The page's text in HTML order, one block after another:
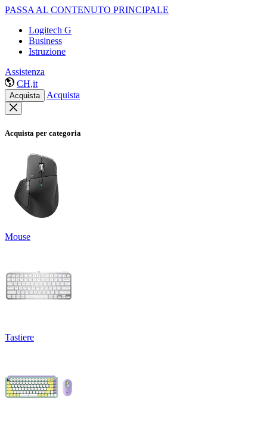
PASSA AL CONTENUTO PRINCIPALE
Logitech G
Business
Istruzione
Assistenza
CH,it
Acquista Acquista
Acquista per categoria
Mouse
Tastiere